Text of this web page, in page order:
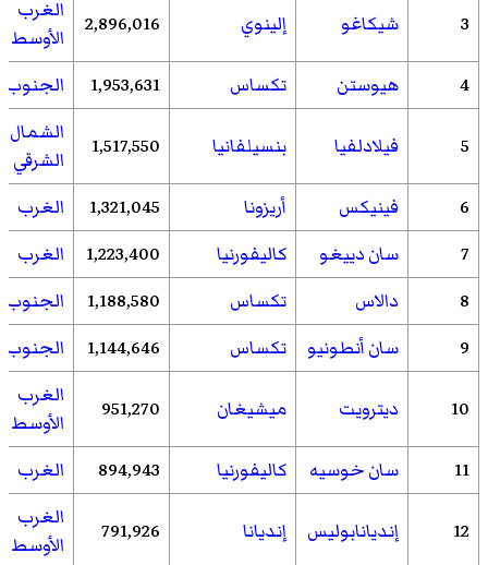
3 شيكاغو إلينوي 2,896,016
الغرب
الأوسط
4
هيوستن تكساس 1,953,631 الجنوب
5 فيلادلفيا بنسيلفانيا 1,517,550
الشمال
الشرقي
6
فينيكس أريزونا 1,321,045
الغرب
7
سان دييغو كاليفورنيا 1,223,400
الغرب
8
دالاس تكساس 1,188,580
الجنوب
9
سان أنطونيو تكساس 1,144,646 الجنوب
10 ديترويت ميشيغان 951,270
الغرب
الأوسط
11
سان خوسيه كاليفورنيا 894,943 الغرب
12 إنديانابوليس إنديانا 791,926
الغرب
الأوسط